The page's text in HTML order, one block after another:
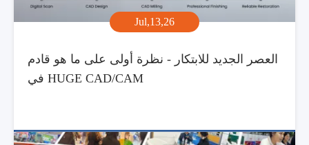
Jul,13,26
العصر الجديد للابتكار - نظرة أولى على ما هو قادم
في HUGE CAD/CAM